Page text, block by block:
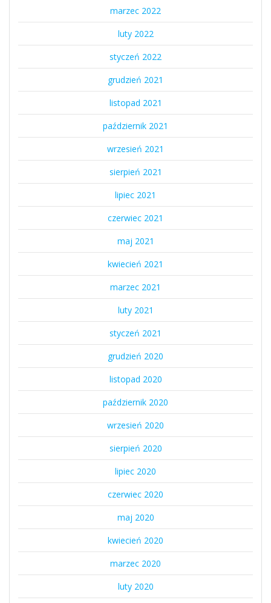
marzec 2022
luty 2022
styczeń 2022
grudzień 2021
listopad 2021
październik 2021
wrzesień 2021
sierpień 2021
lipiec 2021
czerwiec 2021
maj 2021
kwiecień 2021
marzec 2021
luty 2021
styczeń 2021
grudzień 2020
listopad 2020
październik 2020
wrzesień 2020
sierpień 2020
lipiec 2020
czerwiec 2020
maj 2020
kwiecień 2020
marzec 2020
luty 2020